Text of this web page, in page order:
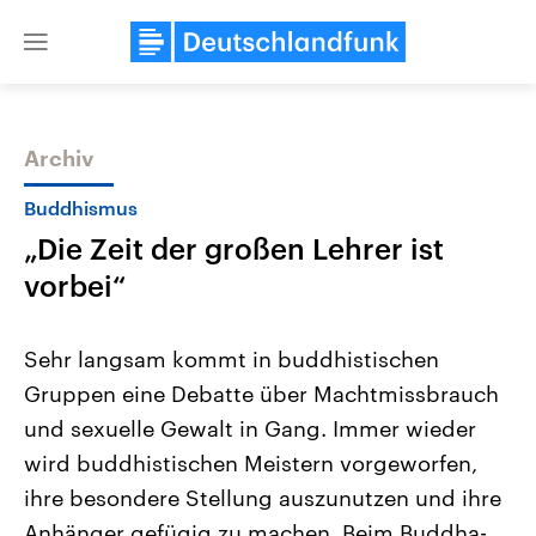
Close
Themen
Landtagswahl Sachsen-Anhalt
2026
Alle Informationen
Sachsen-Anhalt wählt am 6.
September 2026 einen neuen
Landtag. Seit 2021 wird das
Bundesland von einer Koalition aus
USA
Aktuelle Beiträge,
Wirtschaftlich und
gehören die Vereinigten
den mächtigsten Ländern
mit großem Einfluss auf
Archiv
Buddhismus
„Die Zeit der großen Lehrer ist
vorbei“
Sehr langsam kommt in buddhistischen
Gruppen eine Debatte über Machtmissbrauch
und sexuelle Gewalt in Gang. Immer wieder
wird buddhistischen Meistern vorgeworfen,
ihre besondere Stellung auszunutzen und ihre